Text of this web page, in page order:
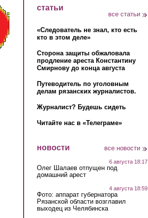
статьи
все статьи
«Следователь не знал, кто есть
кто в этом деле»
Сторона защиты обжаловала
продление ареста Константину
Смирнову до конца августа
Путеводитель по уголовным
делам рязанских журналистов.
Журналист? Будешь сидеть
Читайте нас в «Телеграме»
новости все новости
6 августа 18:17
Олег Шалаев отпущен под
домашний арест
4 августа 18:59
Фото: аппарат губернатора
Рязанской области возглавил
выходец из Челябинска